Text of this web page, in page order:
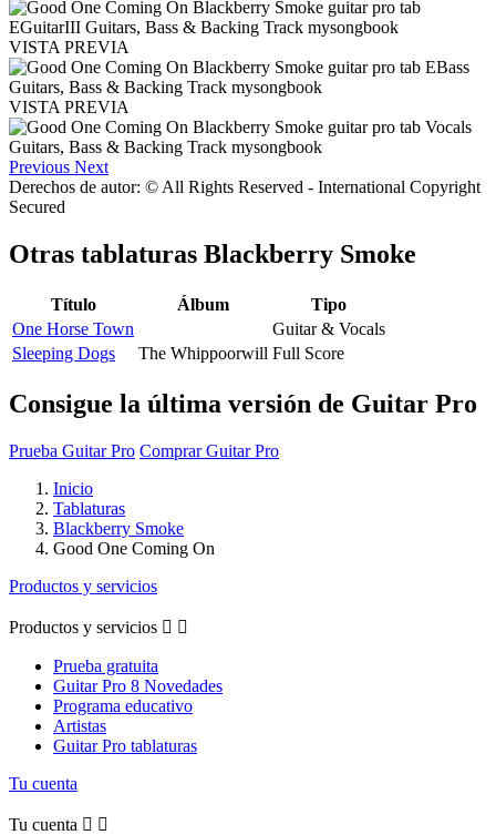
VISTA PREVIA
VISTA PREVIA
Previous Next
Derechos de autor: © All Rights Reserved - International Copyright
Secured
Otras tablaturas Blackberry Smoke
Título Álbum
Tipo
One Horse Town
Guitar & Vocals
Sleeping Dogs
The Whippoorwill Full Score
Consigue la última versión de Guitar Pro
Prueba Guitar Pro Comprar Guitar Pro
Inicio
Tablaturas
Blackberry Smoke
Good One Coming On
Productos y servicios
Productos y servicios  
Prueba gratuita
Guitar Pro 8 Novedades
Programa educativo
Artistas
Guitar Pro tablaturas
Tu cuenta
Tu cuenta  